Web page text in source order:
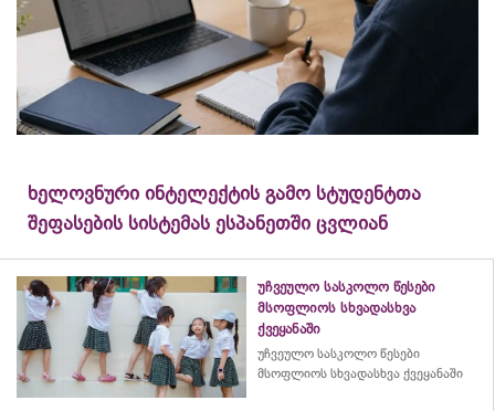
ხელოვნური ინტელექტის გამო სტუდენტთა
შეფასების სისტემას ესპანეთში ცვლიან
უჩვეულო სასკოლო წესები
მსოფლიოს სხვადასხვა
ქვეყანაში
უჩვეულო სასკოლო წესები
მსოფლიოს სხვადასხვა ქვეყანაში